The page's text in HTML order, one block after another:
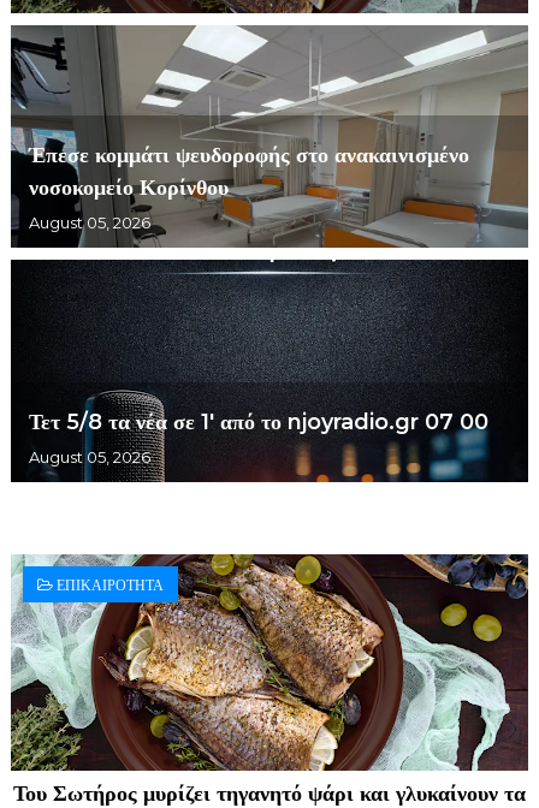
Έπεσε κομμάτι ψευδοροφής στο ανακαινισμένο
νοσοκομείο Κορίνθου
August 05, 2026
Τετ 5/8 τα νέα σε 1' από το njoyradio.gr 07 00
August 05, 2026
ΕΠΙΚΑΙΡΟΤΗΤΑ
Του Σωτήρος μυρίζει τηγανητό ψάρι και γλυκαίνουν τα